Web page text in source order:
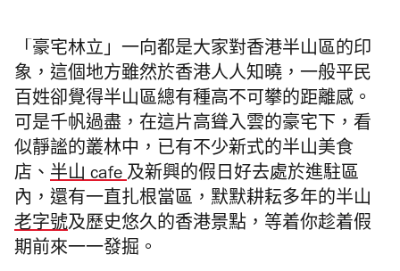
「豪宅林立」一向都是大家對香港半山區的印
象，這個地方雖然於香港人人知曉，一般平民
百姓卻覺得半山區總有種高不可攀的距離感。
可是千帆過盡，在這片高聳入雲的豪宅下，看
似靜謐的叢林中，已有不少新式的半山美食
店、 半山 cafe 及新興的假日好去處於進駐區
內，還有一直扎根當區，默默耕耘多年的半山
老字號及歷史悠久的香港景點，等着你趁着假
期前來一一發掘。